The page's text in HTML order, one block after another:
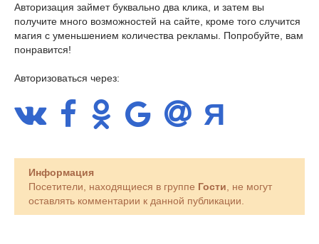
Авторизация займет буквально два клика, и затем вы
получите много возможностей на сайте, кроме того случится
магия с уменьшением количества рекламы. Попробуйте, вам
понравится!
Авторизоваться через:
Информация
Посетители, находящиеся в группе Гости , не могут
оставлять комментарии к данной публикации.